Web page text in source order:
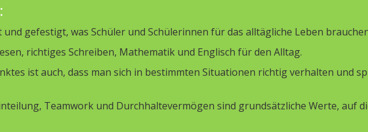
gefestigt, was Schüler und Schülerinnen für das alltägliche Leben
richtiges Schreiben, Mathematik und Englisch für den Alltag.
ist auch, dass man sich in bestimmten Situationen richtig verhalten und
Teamwork und Durchhaltevermögen sind grundsätzliche Werte, auf